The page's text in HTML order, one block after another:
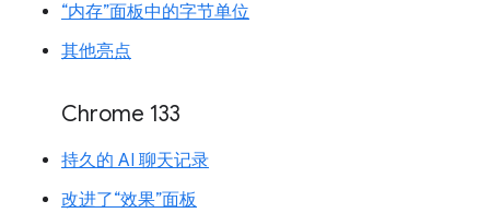
“内存”面板中的字节单位
其他亮点
Chrome 133
持久的 AI 聊天记录
改进了“效果”面板